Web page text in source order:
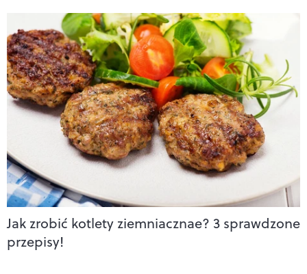
Jak zrobić kotlety ziemniacznae? 3 sprawdzone
przepisy!